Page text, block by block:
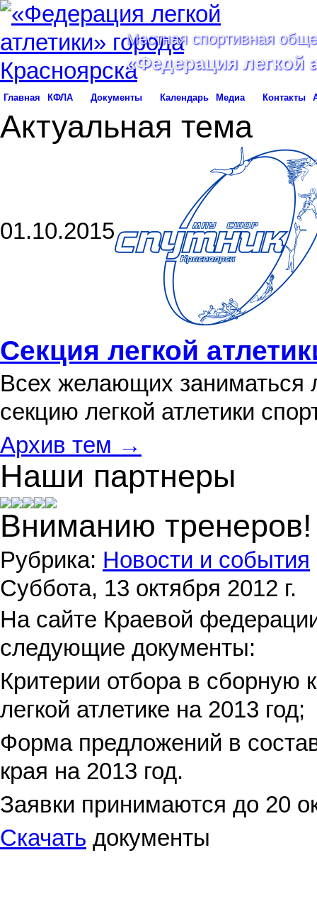
Местная спортивная
«Федерация легкой
Главная КФЛА Документы Календарь Медиа Контакты
Актуальная тема
01.10.2015
Секция легкой
Всех желающих заниматься
секцию легкой атлетики
Архив тем →
Наши партнеры
Вниманию тренеров!
Рубрика: Новости и события
Суббота, 13 октября 2012 г.
На сайте Краевой
следующие документы:
Критерии отбора в сборную
легкой атлетике на 2013 год;
Форма предложений в
края на 2013 год.
Заявки принимаются до 20
Скачать документы